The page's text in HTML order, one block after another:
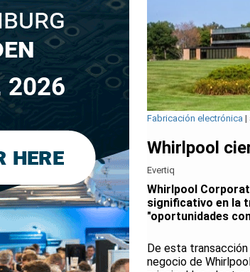
Fabricación electrónica |
Whirlpool
Evertiq
Whirlpool
significativo en la
"oportunidades
De esta
negocio de